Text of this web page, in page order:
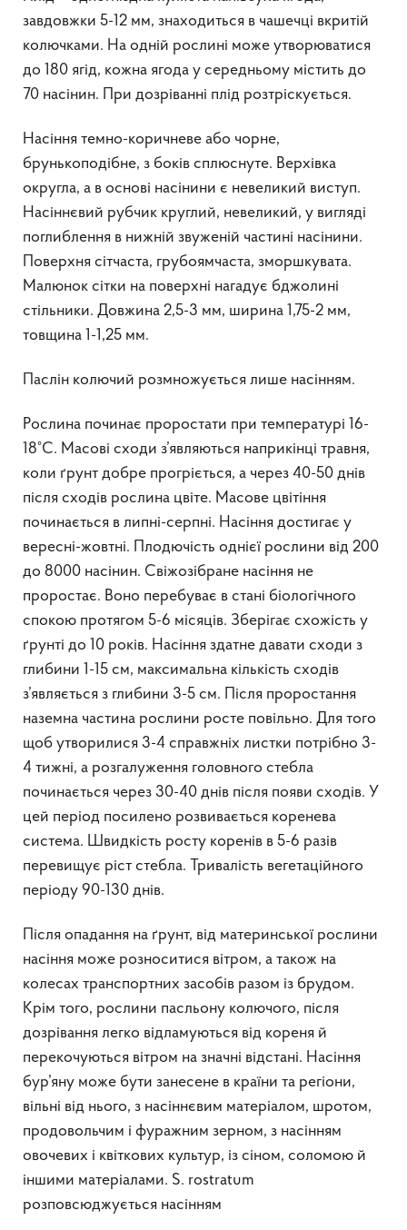
завдовжки 5-12 мм, знаходиться в чашечці вкритій
колючками. На одній рослині може утворюватися
до 180 ягід, кожна ягода у середньому містить до
70 насінин. При дозріванні плід розтріскується.
Насіння темно-коричневе або чорне,
брунькоподібне, з боків сплюснуте. Верхівка
округла, а в основі насінини є невеликий виступ.
Насіннєвий рубчик круглий, невеликий, у вигляді
поглиблення в нижній звуженій частині насінини.
Поверхня сітчаста, грубоямчаста, зморшкувата.
Малюнок сітки на поверхні нагадує бджолині
стільники. Довжина 2,5-3 мм, ширина 1,75-2 мм,
товщина 1-1,25 мм.
Паслін колючий розмножується лише насінням.
Рослина починає проростати при температурі 16-
18°С. Масові сходи з’являються наприкінці травня,
коли ґрунт добре прогріється, а через 40-50 днів
після сходів рослина цвіте. Масове цвітіння
починається в липні-серпні. Насіння достигає у
вересні-жовтні. Плодючість однієї рослини від 200
до 8000 насінин. Свіжозібране насіння не
проростає. Воно перебуває в стані біологічного
спокою протягом 5-6 місяців. Зберігає схожість у
ґрунті до 10 років. Насіння здатне давати сходи з
глибини 1-15 см, максимальна кількість сходів
з’являється з глибини 3-5 см. Після проростання
наземна частина рослини росте повільно. Для того
щоб утворилися 3-4 справжніх листки потрібно 3-
4 тижні, а розгалуження головного стебла
починається через 30-40 днів після появи сходів. У
цей період посилено розвивається коренева
система. Швидкість росту коренів в 5-6 разів
перевищує ріст стебла. Тривалість вегетаційного
періоду 90-130 днів.
Після опадання на ґрунт, від материнської рослини
насіння може розноситися вітром, а також на
колесах транспортних засобів разом із брудом.
Крім того, рослини пасльону колючого, після
дозрівання легко відламуються від кореня й
перекочуються вітром на значні відстані. Насіння
бур’яну може бути занесене в країни та регіони,
вільні від нього, з насіннєвим матеріалом, шротом,
продовольчим і фуражним зерном, з насінням
овочевих і квіткових культур, із сіном, соломою й
іншими матеріалами. S. rostratum
розповсюджується насінням